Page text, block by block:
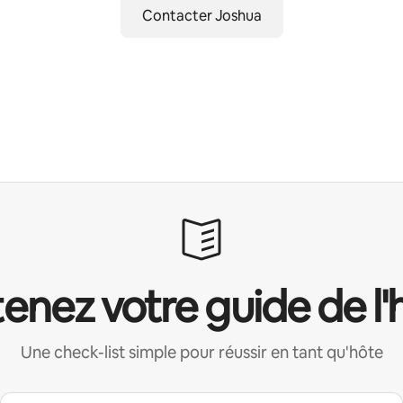
Contacter Joshua
votre guide de
Une check-list simple pour réussir en tant qu'hôte